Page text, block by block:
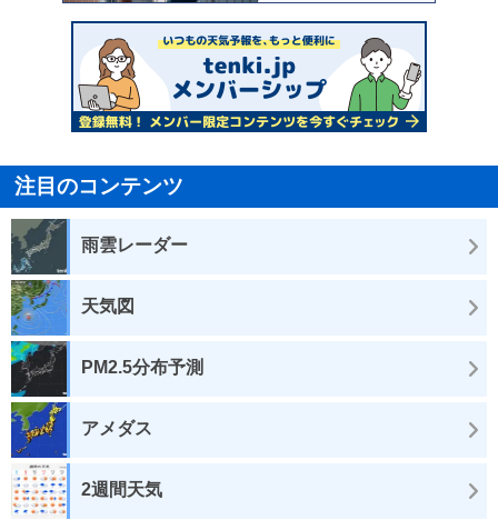
注目のコンテンツ
雨雲レーダー
天気図
PM2.5分布予測
アメダス
2週間天気